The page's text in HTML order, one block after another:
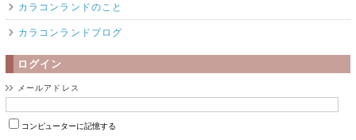
カラコンランドのこと
カラコンランドブログ
ログイン
メールアドレス
コンピューターに記憶する